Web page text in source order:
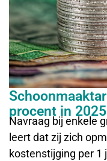
procent in 2025
Navraag bij enkele
leert dat zij zich
kostenstijging per 1